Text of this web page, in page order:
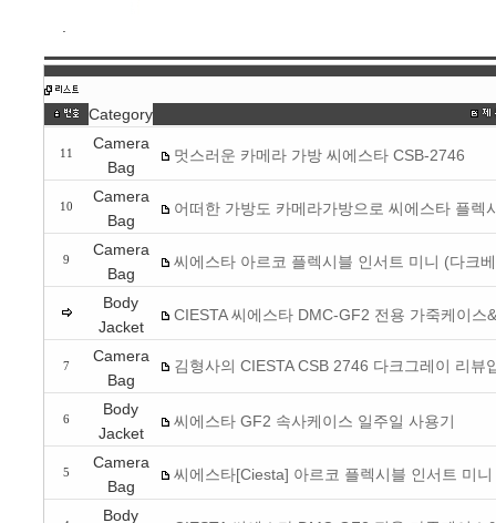
Category
11
Camera
Bag
멋스러운 카메라 가방 씨에스타 CSB-2746
10
Camera
Bag
어떠한 가방도 카메라가방으로 씨에스타 플렉
9
Camera
Bag
씨에스타 아르코 플렉시블 인서트 미니 (다크
Body
Jacket
CIESTA 씨에스타 DMC-GF2 전용 가죽케이스
7
Camera
Bag
김형사의 CIESTA CSB 2746 다크그레이 리뷰
6
Body
Jacket
씨에스타 GF2 속사케이스 일주일 사용기
5
Camera
Bag
씨에스타[Ciesta] 아르코 플렉시블 인서트 미
Body